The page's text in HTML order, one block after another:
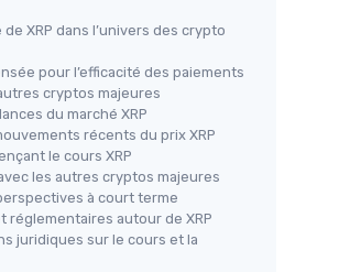
XRP dans l’univers des crypto
pour l’efficacité des paiements
cryptos majeures
du marché XRP
récents du prix XRP
le cours XRP
les autres cryptos majeures
à court terme
réglementaires autour de XRP
juridiques sur le cours et la